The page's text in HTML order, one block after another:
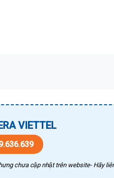
VIETTEL
chưa cập nhật trên website- Hãy